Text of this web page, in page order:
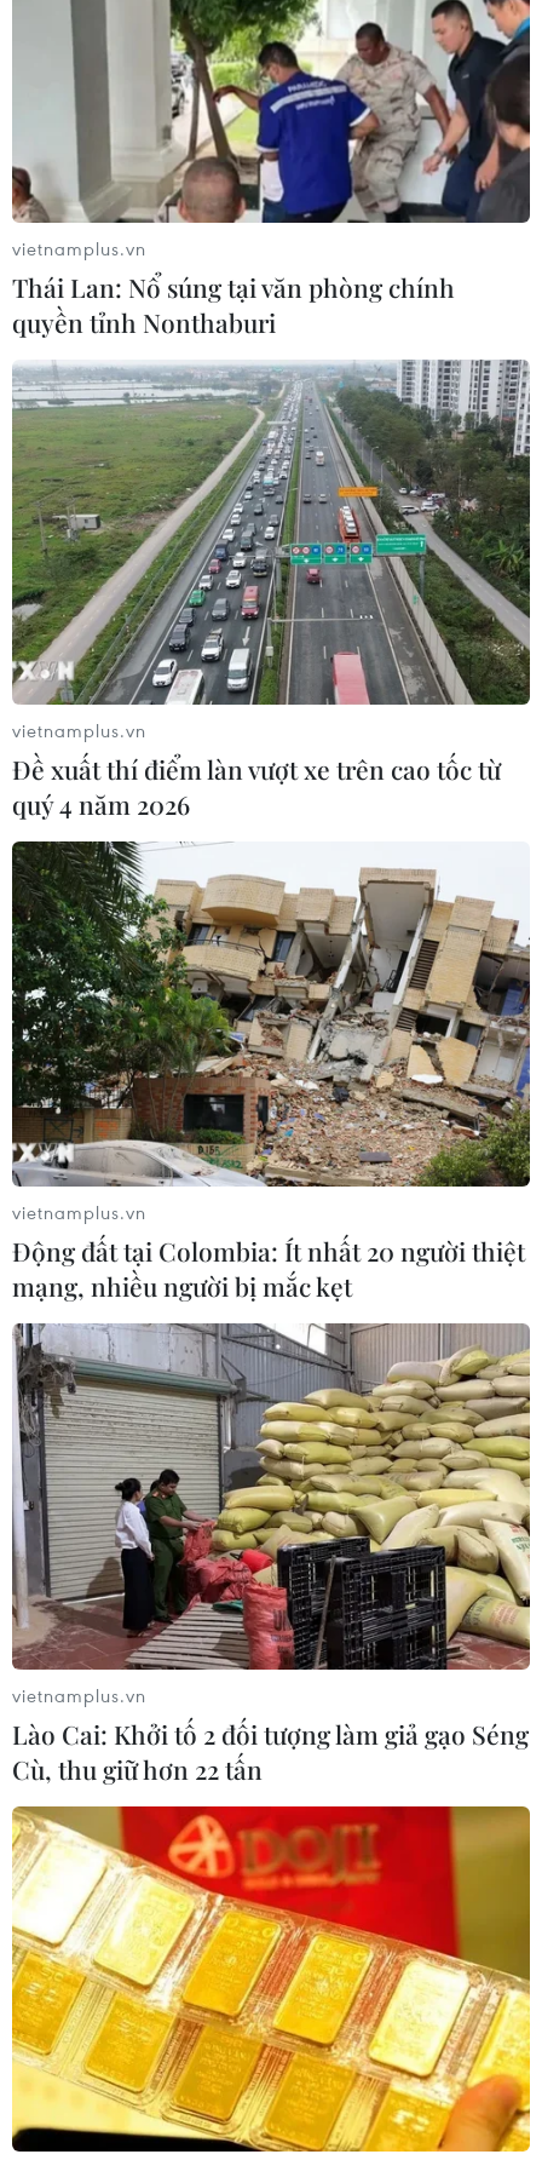
Iran quyết định sa thải Giám đốc đơn vị
tình báo của IRGC
23/06/2022 15:07
Đài truyền hình Iran không nêu lý do cụ thể dẫn tới
quyết định sa thải ông Hossein Taeb, song cho biết ông
Taeb đã được chỉ định làm cố vấn cho Tư lệnh lực
lượng IRGC, Thiếu tướng Hossein Salami.
Lãnh đạo Iran kêu gọi Nga thúc đẩy hợp
tác song phương lâu dài
20/07/2022 04:02
Cả Iran và Nga đều đang chịu các lệnh trừng phạt của
phương Tây do Mỹ đứng đầu, Moskva có kế hoạch sẽ
dần loại bỏ đồng USD trong các giao dịch của nước
này với Iran.
Iran cảnh báo có thể tăng cường làm giàu
uranium tới 93%
03/09/2022 03:03
Nghị sỹ Iran tuyên bố nước này có thể tăng cường làm
giàu uranium có độ tinh khiết từ 60% lên 93%, được coi
là “cấp độ vũ khí,” nếu các bên tiếp tục trì hoãn việc
khôi phục thỏa thuận hạt nhân.
vietnamplus.vn
Thái Lan: Nổ súng tại văn phòng chính
quyền tỉnh Nonthaburi
vietnamplus.vn
Đề xuất thí điểm làn vượt xe trên cao tốc từ
quý 4 năm 2026
vietnamplus.vn
Động đất tại Colombia: Ít nhất 20 người thiệt
mạng, nhiều người bị mắc kẹt
vietnamplus.vn
Lào Cai: Khởi tố 2 đối tượng làm giả gạo Séng
Cù, thu giữ hơn 22 tấn